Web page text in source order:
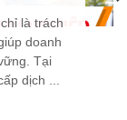
là trách
doanh
Tại
dịch ...